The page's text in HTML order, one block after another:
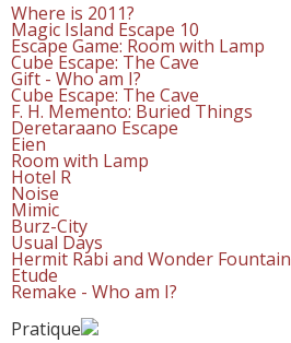
Where is 2011?
Magic Island Escape 10
Escape Game: Room with Lamp
Cube Escape: The Cave
Gift - Who am I?
Cube Escape: The Cave
F. H. Memento: Buried Things
Deretaraano Escape
Eien
Room with Lamp
Hotel R
Noise
Mimic
Burz-City
Usual Days
Hermit Rabi and Wonder Fountain
Etude
Remake - Who am I?
Pratique